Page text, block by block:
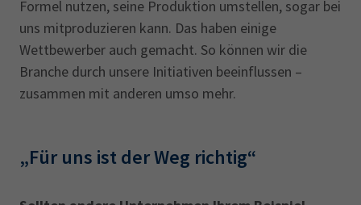
Formel nutzen, seine Produktion umstellen, sogar bei
uns mitproduzieren kann. Das haben einige
Wettbewerber auch gemacht. So können wir die
Branche durch unsere Initiativen beeinflussen –
zusammen mit anderen umso mehr.
„Für uns ist der Weg richtig“